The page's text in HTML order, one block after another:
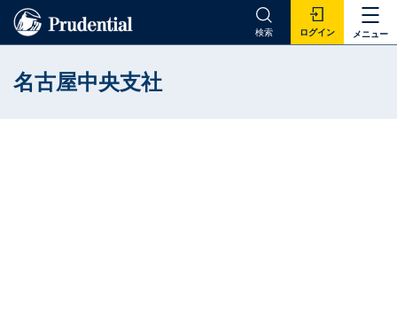
メニュー
検索 ログイン
名古屋中央支社